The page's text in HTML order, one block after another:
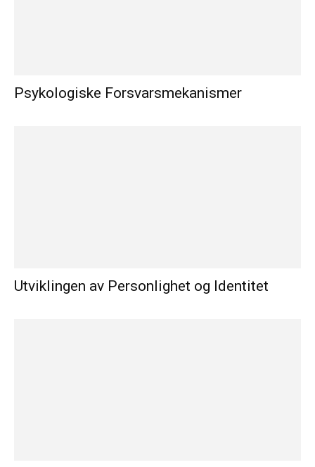
Psykologiske Forsvarsmekanismer
Utviklingen av Personlighet og Identitet